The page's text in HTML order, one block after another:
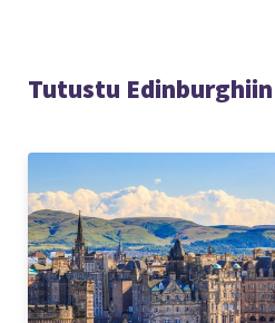
Tutustu Edinburghiin